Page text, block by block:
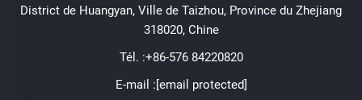
District de Huangyan, Ville de Taizhou, Province du Zhejiang
318020, Chine
Tél. :+86-576 84220820
E-mail :[email protected]